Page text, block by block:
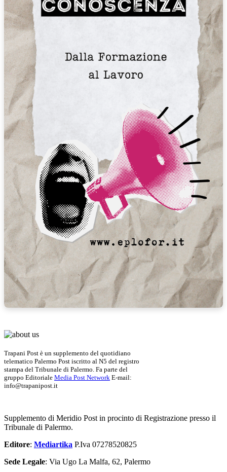
Trapani Post è un supplemento del quotidiano
telematico Palermo Post iscritto al N5 del registro
stampa del Tribunale di Palermo. Fa parte del
gruppo Editoriale Media Post Network E-mail:
info@trapanipost.it
Supplemento di Meridio Post in procinto di Registrazione presso il
Tribunale di Palermo.
Editore: Mediartika P.Iva 07278520825
Sede Legale: Via Ugo La Malfa, 62, Palermo